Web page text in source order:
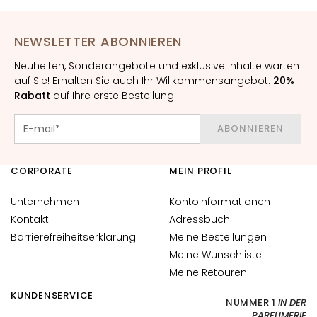
s
s
e
r
u
m
e
i
c
h
f
NEWSLETTER ABONNIEREN
Neuheiten, Sonderangebote und exklusive Inhalte warten
auf Sie! Erhalten Sie auch Ihr Willkommensangebot: 20%
Rabatt auf Ihre erste Bestellung.
ABONNIEREN
CORPORATE
Unternehmen
Kontakt
Barrierefreiheitserklärung
KUNDENSERVICE
MEIN PROFIL
Kontoinformationen
Adressbuch
Meine Bestellungen
Meine Wunschliste
Meine Retouren
NUMMER 1 IN DER